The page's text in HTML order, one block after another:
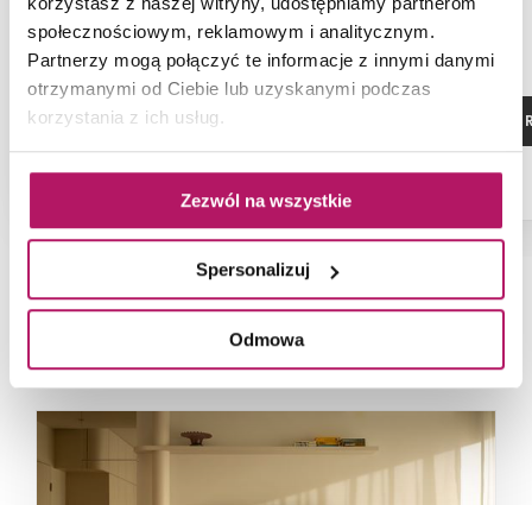
społecznościowym, reklamowym i analitycznym.
Partnerzy mogą połączyć te informacje z innymi danymi
otrzymanymi od Ciebie lub uzyskanymi podczas
korzystania z ich usług.
Zezwól na wszystkie
Spersonalizuj
Odmowa
ZOBACZ PRODUKT ZOBACZ
NAJNOWSZE ARTYKUŁY